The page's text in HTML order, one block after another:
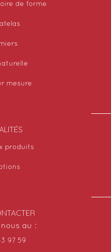
de forme
mesure
produits
au :
97 59